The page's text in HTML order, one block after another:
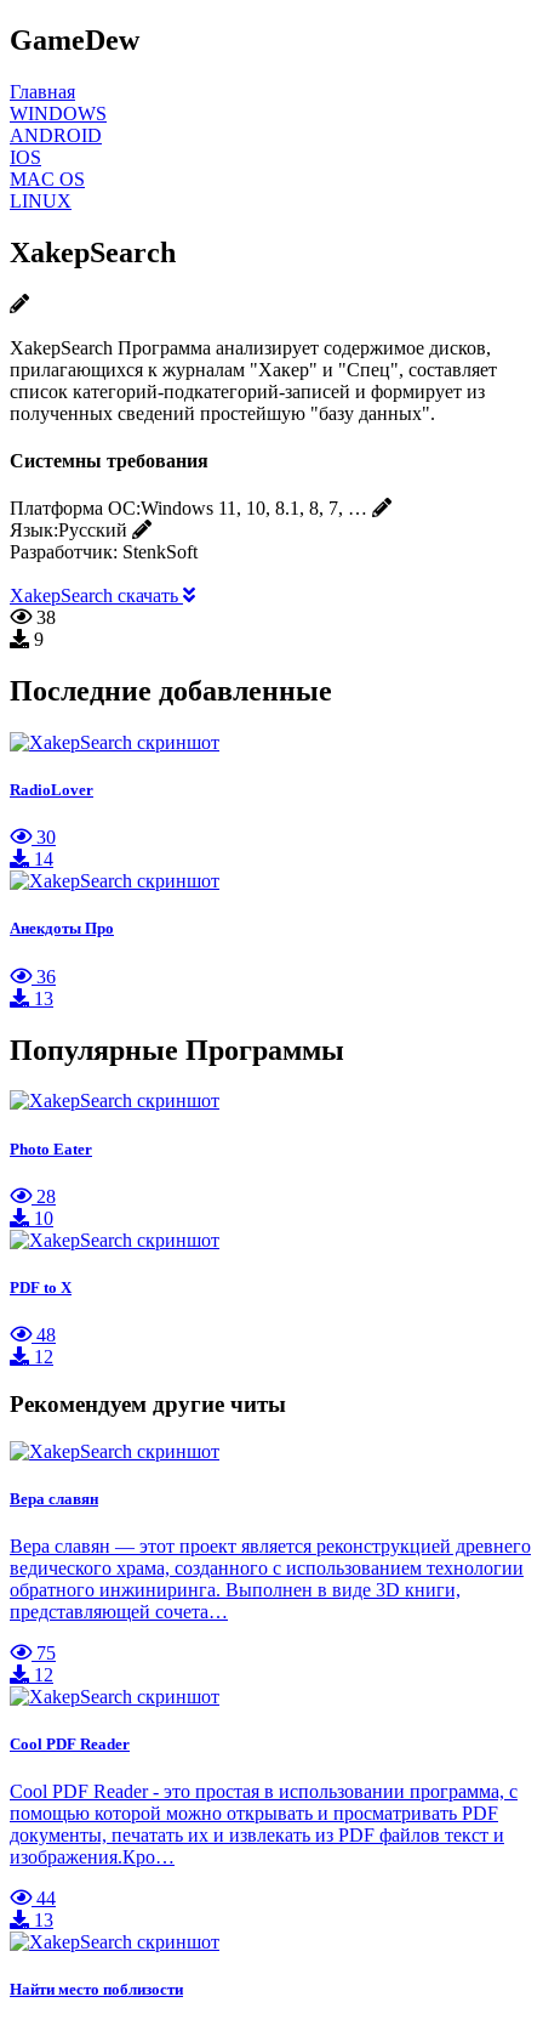
GameDew
Главная
WINDOWS
ANDROID
IOS
MAC OS
LINUX
XakepSearch
XakepSearch Программа анализирует содержимое дисков,
прилагающихся к журналам "Хакер" и "Спец", составляет
список категорий-подкатегорий-записей и формирует из
полученных сведений простейшую "базу данных".
Системны требования
Платформа ОС:Windows 11, 10, 8.1, 8, 7, …
Язык:Русский
Разработчик: StenkSoft
XakepSearch скачать
38
9
Последние добавленные
RadioLover
30
14
Анекдоты Про
36
13
Популярные Программы
Photo Eater
28
10
PDF to X
48
12
Рекомендуем другие читы
Вера славян
Вера славян — этот проект является реконструкцией древнего
ведического храма, созданного с использованием технологии
обратного инжиниринга. Выполнен в виде 3D книги,
представляющей сочета…
75
12
Cool PDF Reader
Cool PDF Reader - это простая в использовании программа, с
помощью которой можно открывать и просматривать PDF
документы, печатать их и извлекать из PDF файлов текст и
изображения.Кро…
44
13
Найти место поблизости